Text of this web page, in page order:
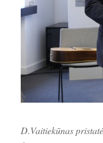
D.Vaitiekūnas